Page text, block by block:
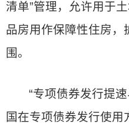
清单”管理，允许用于
品房用作保障性住房，
围。
“专项债券发行提
国在专项债券发行使